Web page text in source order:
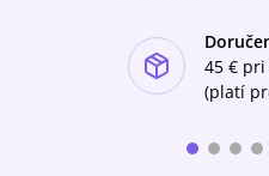
45 € pri
(platí